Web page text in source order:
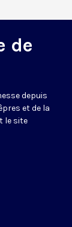
de
depuis
et de la
le site